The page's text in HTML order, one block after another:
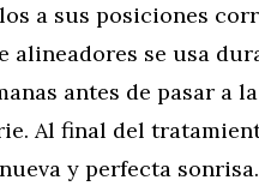
a sus posiciones
alineadores se usa
antes de pasar a la
Al final del
y perfecta sonrisa.